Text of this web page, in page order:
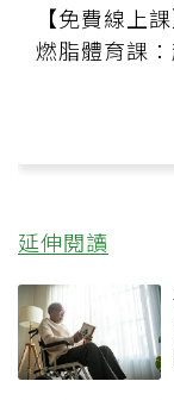
【免費線上
燃脂體育課
延伸閱讀